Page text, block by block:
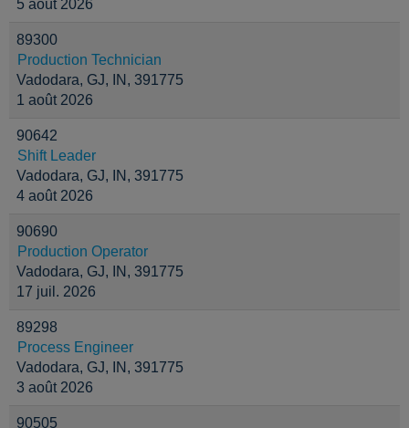
5 août 2026
89300
Production Technician
Vadodara, GJ, IN, 391775
1 août 2026
90642
Shift Leader
Vadodara, GJ, IN, 391775
4 août 2026
90690
Production Operator
Vadodara, GJ, IN, 391775
17 juil. 2026
89298
Process Engineer
Vadodara, GJ, IN, 391775
3 août 2026
90505